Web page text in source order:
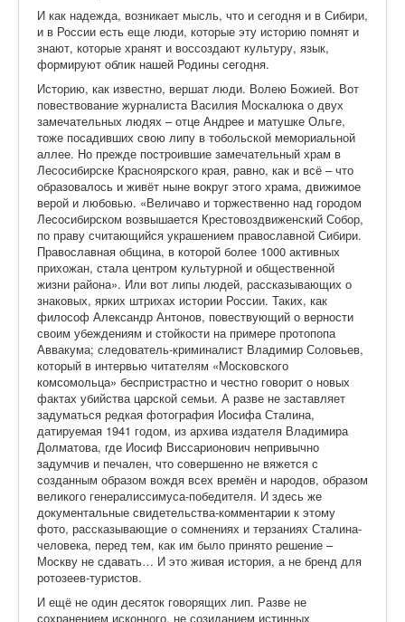
И как надежда, возникает мысль, что и сегодня и в Сибири,
и в России есть еще люди, которые эту историю помнят и
знают, которые хранят и воссоздают культуру, язык,
формируют облик нашей Родины сегодня.
Историю, как известно, вершат люди. Волею Божией. Вот
повествование журналиста Василия Москалюка о двух
замечательных людях – отце Андрее и матушке Ольге,
тоже посадивших свою липу в тобольской мемориальной
аллее. Но прежде построившие замечательный храм в
Лесосибирске Красноярского края, равно, как и всё – что
образовалось и живёт ныне вокруг этого храма, движимое
верой и любовью. «Величаво и торжественно над городом
Лесосибирском возвышается Крестовоздвиженский Собор,
по праву считающийся украшением православной Сибири.
Православная община, в которой более 1000 активных
прихожан, стала центром культурной и общественной
жизни района». Или вот липы людей, рассказывающих о
знаковых, ярких штрихах истории России. Таких, как
философ Александр Антонов, повествующий о верности
своим убеждениям и стойкости на примере протопопа
Аввакума; следователь-криминалист Владимир Соловьев,
который в интервью читателям «Московского
комсомольца» беспристрастно и честно говорит о новых
фактах убийства царской семьи. А разве не заставляет
задуматься редкая фотография Иосифа Сталина,
датируемая 1941 годом, из архива издателя Владимира
Долматова, где Иосиф Виссарионович непривычно
задумчив и печален, что совершенно не вяжется с
созданным образом вождя всех времён и народов, образом
великого генералиссимуса-победителя. И здесь же
документальные свидетельства-комментарии к этому
фото, рассказывающие о сомнениях и терзаниях Сталина-
человека, перед тем, как им было принято решение –
Москву не сдавать… И это живая история, а не бренд для
ротозеев-туристов.
И ещё не один десяток говорящих лип. Разве не
сохранением исконного, не созиданием истинных